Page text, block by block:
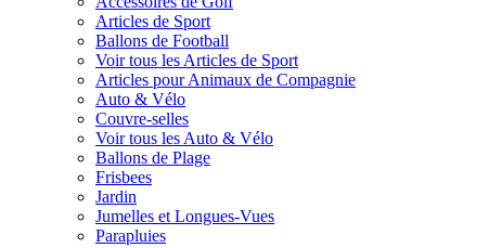
Articles de Sport
Ballons de Football
Voir tous les Articles de Sport
Articles pour Animaux de Compagnie
Auto & Vélo
Couvre-selles
Voir tous les Auto & Vélo
Ballons de Plage
Frisbees
Jardin
Jumelles et Longues-Vues
Parapluies